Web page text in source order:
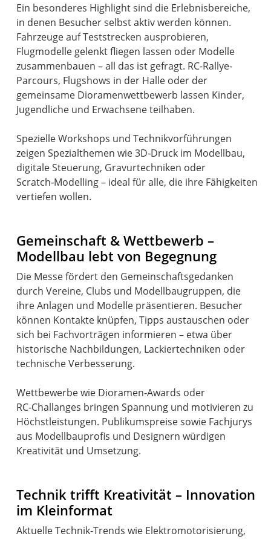
Ein besonderes Highlight sind die Erlebnisbereiche,
in denen Besucher selbst aktiv werden können.
Fahrzeuge auf Teststrecken ausprobieren,
Flugmodelle gelenkt fliegen lassen oder Modelle
zusammenbauen – all das ist gefragt. RC-Rallye-
Parcours, Flugshows in der Halle oder der
gemeinsame Dioramenwettbewerb lassen Kinder,
Jugendliche und Erwachsene teilhaben.
Spezielle Workshops und Technikvorführungen
zeigen Spezialthemen wie 3D‑Druck im Modellbau,
digitale Steuerung, Gravurtechniken oder
Scratch‑Modelling – ideal für alle, die ihre Fähigkeiten
vertiefen wollen.
Gemeinschaft & Wettbewerb –
Modellbau lebt von Begegnung
Die Messe fördert den Gemeinschaftsgedanken
durch Vereine, Clubs und Modellbaugruppen, die
ihre Anlagen und Modelle präsentieren. Besucher
können Kontakte knüpfen, Tipps austauschen oder
sich bei Fachvorträgen informieren – etwa über
historische Nachbildungen, Lackiertechniken oder
technische Verbesserung.
Wettbewerbe wie Dioramen‑Awards oder
RC‑Challanges bringen Spannung und motivieren zu
Höchstleistungen. Publikumspreise sowie Fachjurys
aus Modellbauprofis und Designern würdigen
Kreativität und Umsetzung.
Technik trifft Kreativität – Innovation
im Kleinformat
Aktuelle Technik-Trends wie Elektromotorisierung,